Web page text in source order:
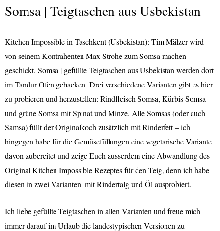
Somsa | Teigtaschen aus Usbekistan
Kitchen Impossible in Taschkent (Usbekistan): Tim Mälzer wird
von seinem Kontrahenten Max Strohe zum Somsa machen
geschickt. Somsa | gefüllte Teigtaschen aus Usbekistan werden dort
im Tandur Ofen gebacken. Drei verschiedene Varianten gibt es hier
zu probieren und herzustellen: Rindfleisch Somsa, Kürbis Somsa
und grüne Somsa mit Spinat und Minze. Alle Somsas (oder auch
Samsa) füllt der Originalkoch zusätzlich mit Rinderfett – ich
hingegen habe für die Gemüsefüllungen eine vegetarische Variante
davon zubereitet und zeige Euch ausserdem eine Abwandlung des
Original Kitchen Impossible Rezeptes für den Teig, denn ich habe
diesen in zwei Varianten: mit Rindertalg und Öl ausprobiert.
Ich liebe gefüllte Teigtaschen in allen Varianten und freue mich
immer darauf im Urlaub die landestypischen Versionen zu